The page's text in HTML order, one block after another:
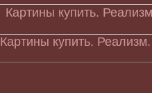
Картины купить.